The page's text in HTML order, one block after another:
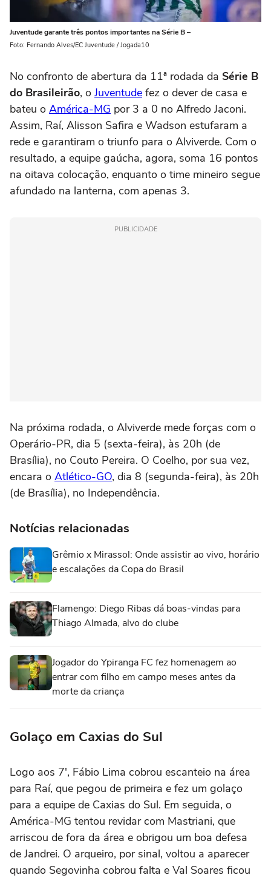
Juventude garante três pontos importantes na Série B –
Foto: Fernando Alves/EC Juventude / Jogada10
No confronto de abertura da 11ª rodada da Série B
do Brasileirão, o Juventude fez o dever de casa e
bateu o América-MG por 3 a 0 no Alfredo Jaconi.
Assim, Raí, Alisson Safira e Wadson estufaram a
rede e garantiram o triunfo para o Alviverde. Com o
resultado, a equipe gaúcha, agora, soma 16 pontos
na oitava colocação, enquanto o time mineiro segue
afundado na lanterna, com apenas 3.
PUBLICIDADE
Na próxima rodada, o Alviverde mede forças com o
Operário-PR, dia 5 (sexta-feira), às 20h (de
Brasília), no Couto Pereira. O Coelho, por sua vez,
encara o Atlético-GO, dia 8 (segunda-feira), às 20h
(de Brasília), no Independência.
Notícias relacionadas
Grêmio x Mirassol: Onde assistir ao vivo, horário
e escalações da Copa do Brasil
Flamengo: Diego Ribas dá boas-vindas para
Thiago Almada, alvo do clube
Jogador do Ypiranga FC fez homenagem ao
entrar com filho em campo meses antes da
morte da criança
Golaço em Caxias do Sul
Logo aos 7′, Fábio Lima cobrou escanteio na área
para Raí, que pegou de primeira e fez um golaço
para a equipe de Caxias do Sul. Em seguida, o
América-MG tentou revidar com Mastriani, que
arriscou de fora da área e obrigou um boa defesa
de Jandrei. O arqueiro, por sinal, voltou a aparecer
quando Segovinha cobrou falta e Val Soares ficou